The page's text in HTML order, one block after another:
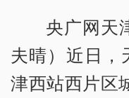
央广网天
夫晴）近日，
津西站西片区